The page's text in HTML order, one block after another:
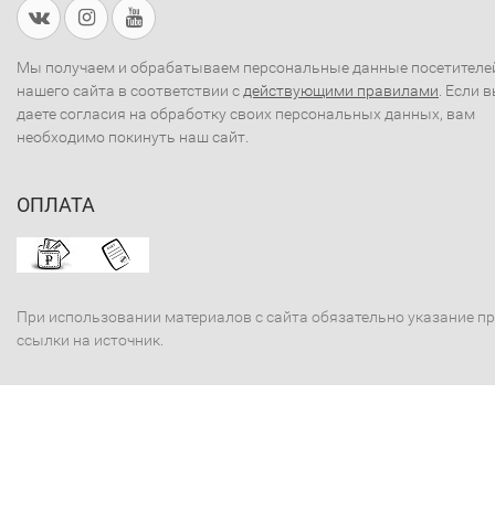
Мы получаем и обрабатываем персональные данные
нашего сайта в соответствии с действующими правилами . Если
даете согласия на обработку своих персональных данных, вам
необходимо покинуть наш сайт.
ОПЛАТА
При использовании материалов с сайта обязательно указание
ссылки на источник.